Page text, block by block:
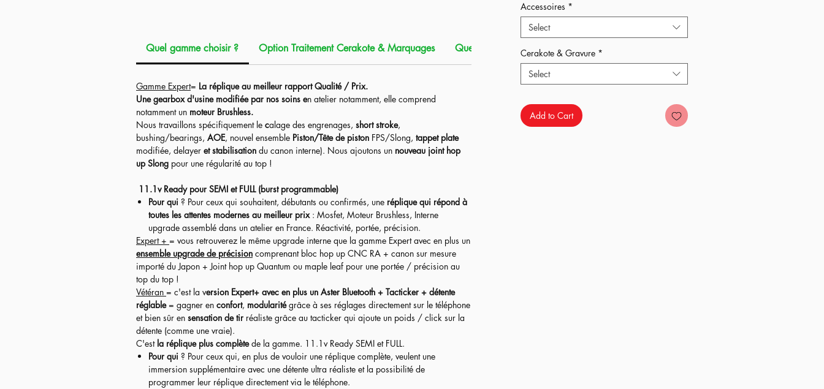
La réplique est fournie avec différents ressorts pour vous adapter à la puissance de votre
terrain.
Les accessoires (Red Dot avec sa monture et la mallette) sont en option.
Quel gamme choisir ? Option Traitement Cerakote & Marquages Que contient ce produit ?
Gamme Expert= La réplique au meilleur rapport Qualité / Prix.
Une gearbox d'usine modifiée par nos soins en atelier notamment, elle comprend
notamment un moteur Brushless.
Nous travaillons spécifiquement le calage des engrenages, short stroke,
bushing/bearings, AOE, nouvel ensemble Piston/Tête de piston FPS/Slong, tappet plate
modifiée, delayer et stabilisation du canon interne). Nous ajoutons un nouveau joint hop
up Slong pour une régularité au top !
11.1v Ready pour SEMI et FULL (burst programmable)
Pour qui ? Pour ceux qui souhaitent, débutants ou confirmés, une réplique qui répond à
toutes les attentes modernes au meilleur prix: Mosfet, Moteur Brushless, Interne
upgrade assemblé dans un atelier en France. Réactivité, portée, précision.​
Expert + = vous retrouverez le même upgrade interne que la gamme Expert avec en plus un
ensemble upgrade de précision comprenant bloc hop up CNC RA + canon sur mesure
importé du Japon + Joint hop up Quantum ou maple leaf pour une portée / précision au
top du top !
Vétéran = c'est la version Expert+ avec en plus un Aster Bluetooth + Tacticker + détente
réglable= gagner en confort, modularitégrâce à ses réglages directement sur le téléphone
et bien sûr en sensation de tir réaliste grâce au tacticker qui ajoute un poids / click sur la
détente (comme une vraie).
C'est la réplique plus complètede la gamme. 11.1v Ready SEMI et FULL.
Pour qui ? Pour ceux qui, en plus de vouloir une réplique complète, veulent une
immersion supplémentaire avec une détente ultra réaliste et la possibilité de
programmer leur réplique directement via le téléphone.​
Accessoires *
Select
Cerakote & Gravure *
Select
Add to Cart